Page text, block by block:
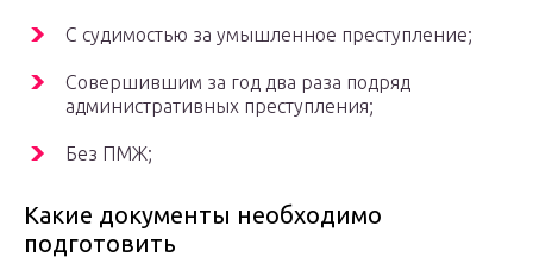
С судимостью за умышленное преступление;
Совершившим за год два раза подряд
административных преступления;
Без ПМЖ;
Какие документы необходимо
подготовить